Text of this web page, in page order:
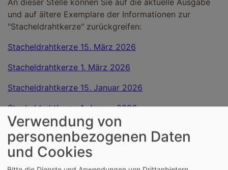
An dieser Stelle können Sie auf die aktuelle Ausgabe
und auf ältere Exemplare der Informationen zur
"Stacheldrahtkerze" zurückgreifen:
Stacheldrahtkerze 15. März 2026
Stacheldrahtkerze 1. März 2026
Stacheldrahtkerze 15. Januar 2026
Stacheldrahtkerze 1. Januar 2026
Stacheldrahtkerze 15. Dezember 2025
Stacheldrahtkerze 15. November 2025
Verwendung von
personenbezogenen Daten
und Cookies